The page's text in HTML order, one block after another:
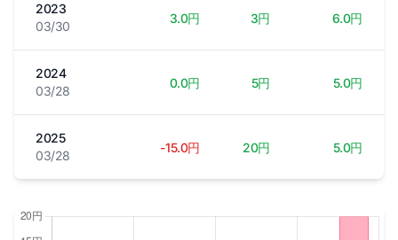
2023
03/30
3.0円 3円 6.0円
2024
03/28
0.0円 5円 5.0円
2025
03/28
-15.0円 20円 5.0円